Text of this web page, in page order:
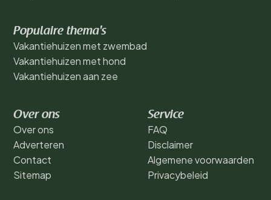
Populaire thema's
Vakantiehuizen met zwembad
Vakantiehuizen met hond
Vakantiehuizen aan zee
Over ons
Over ons
Adverteren
Contact
Sitemap
Service
FAQ
Disclaimer
Algemene voorwaarden
Privacybeleid